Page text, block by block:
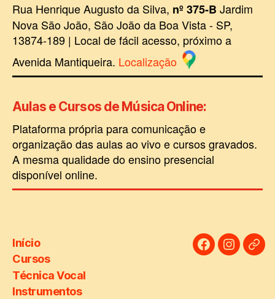
Rua Henrique Augusto da Silva, nº 375-B Jardim
Nova São João, São João da Boa Vista - SP,
13874-189 | Local de fácil acesso, próximo a
Avenida Mantiqueira. Localização
Aulas e Cursos de Música Online:
Plataforma própria para comunicação e
organização das aulas ao vivo e cursos gravados.
A mesma qualidade do ensino presencial
disponível online.
Início
Cursos
Técnica Vocal
Instrumentos
facebook